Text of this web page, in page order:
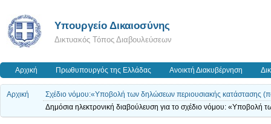
Υπουργείο Δικαιοσύνης
Δικτυακός Τόπος Διαβουλεύσεων
Αρχική Πρωθυπουργός της Ελλάδας Ανοικτή Διακυβέρνηση
Αρχική
Σχέδιο νόμου:«Υποβολή των δηλώσεων περιουσιακής κατάστασης
Δημόσια ηλεκτρονική διαβούλευση για το σχέδιο νόμου: «Υποβολή